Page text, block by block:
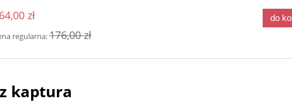
zł
regularna:176,00 zł
do
kaptura